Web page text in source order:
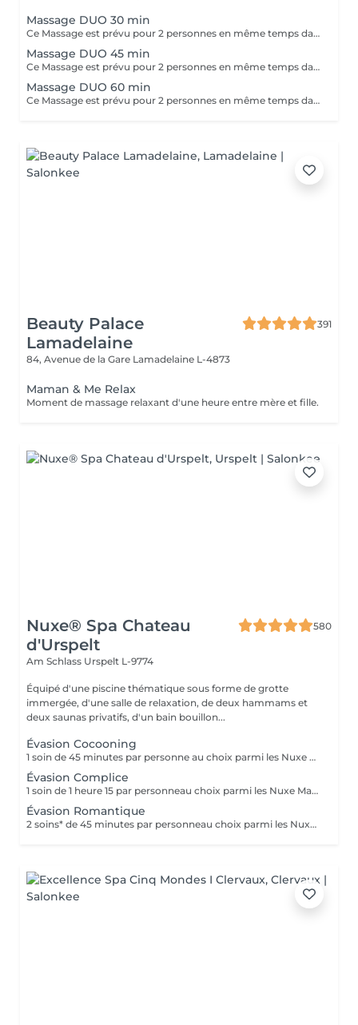
Massage DUO 30 min
Ce Massage est prévu pour 2 personnes en même temps dans notre cabine DUO (2 cabines séparées aussi possible sur demande en arrivant). Les 2 massages seront Sur Mesure, en fonction des envies et des besoins de chacun.
Massage DUO 45 min
Ce Massage est prévu pour 2 personnes en même temps dans notre cabine DUO (2 cabines séparées aussi possible sur demande en arrivant). Les 2 massages seront Sur Mesure, en fonction des envies et des besoins de chacun.
Massage DUO 60 min
Ce Massage est prévu pour 2 personnes en même temps dans notre cabine DUO (2 cabines séparées aussi possible sur demande en arrivant). Les 2 massages seront Sur Mesure, en fonction des envies et des besoins de chacun.
Beauty Palace
Lamadelaine
391
84, Avenue de la Gare Lamadelaine L-4873
Maman & Me Relax
Moment de massage relaxant d'une heure entre mère et fille.
Nuxe® Spa Chateau
d'Urspelt
580
Am Schlass Urspelt L-9774
Équipé d'une piscine thématique sous forme de grotte
immergée, d'une salle de relaxation, de deux hammams et
deux saunas privatifs, d'un bain bouillon...
Évasion Cocooning
1 soin de 45 minutes par personne au choix parmi les Nuxe Massages, Soins Visage ou Soins Corps. Choisissez le soin duo en deux fois
Évasion Complice
1 soin de 1 heure 15 par personneau choix parmi les Nuxe Massages, Soins Visage ou Soins Corps + 1 soin de 15 minutes par personne au choix parmi Relaxation Plantaire, Massage du Dos ou Massage Crânien
Évasion Romantique
2 soins* de 45 minutes par personneau choix parmi les Nuxe Massages, Soins Visage ou Soins Corps + 1 soin de 15 minutes par personneau choix parmi Relaxation Plantaire, Massage du Dos ou Massage Crânien.